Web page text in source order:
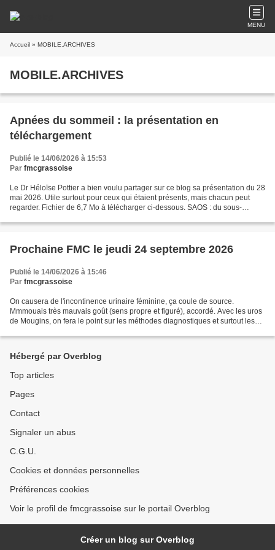
MENU
Accueil » MOBILE.ARCHIVES
MOBILE.ARCHIVES
Apnées du sommeil : la présentation en
téléchargement
Publié le 14/06/2026 à 15:53
Par fmcgrassoise
Le Dr Héloïse Pottier a bien voulu partager sur ce blog sa présentation du 28
mai 2026. Utile surtout pour ceux qui étaient présents, mais chacun peut
regarder. Fichier de 6,7 Mo à télécharger ci-dessous. SAOS : du sous-
Prochaine FMC le jeudi 24 septembre 2026
Publié le 14/06/2026 à 15:46
Par fmcgrassoise
On causera de l'incontinence urinaire féminine, ça coule de source.
Mmmouais très mauvais goût (sens propre et figuré), accordé. Avec les uros
de Mougins, on fera le point sur les méthodes diagnostiques et surtout les
Hébergé par Overblog
Top articles
Pages
Contact
Signaler un abus
C.G.U.
Cookies et données personnelles
Préférences cookies
Voir le profil de fmcgrassoise sur le portail Overblog
Créer un blog sur Overblog